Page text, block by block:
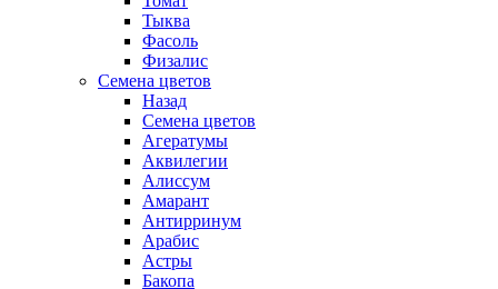
Тыква
Фасоль
Физалис
Семена цветов
Назад
Семена цветов
Агератумы
Аквилегии
Алиссум
Амарант
Антирринум
Арабис
Астры
Бакопа